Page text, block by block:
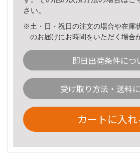
さい。
※土・日・祝日の注文の場合や在庫
のお届けにお時間をいただく場合
即日出荷条件につ
受け取り方法・送料
カートに入れ